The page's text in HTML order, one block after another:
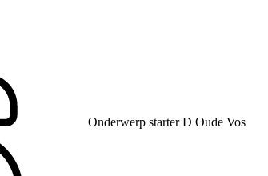
Onderwerp starter D Oude Vos